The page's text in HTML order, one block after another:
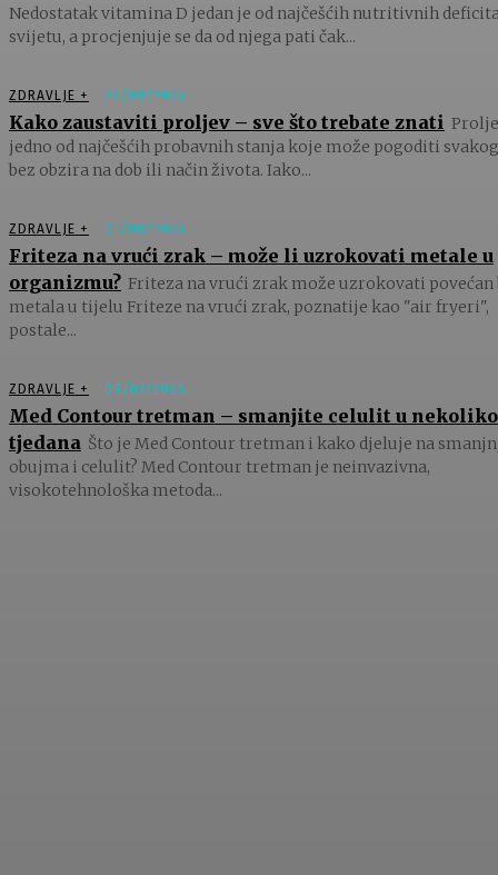
Nedostatak vitamina D jedan je od najčešćih nutritivnih
svijetu, a procjenjuje se da od njega pati čak...
ZDRAVLJE + 23/09/2025
Kako zaustaviti proljev – sve što trebate znati
jedno od najčešćih probavnih stanja koje može pogoditi
bez obzira na dob ili način života. Iako...
ZDRAVLJE + 01/08/2025
Friteza na vrući zrak – može li uzrokovati metale u
organizmu? Friteza na vrući zrak može uzrokovati
metala u tijelu Friteze na vrući zrak, poznatije kao "air fryeri",
postale...
ZDRAVLJE + 09/07/2025
Med Contour tretman – smanjite celulit u nekoliko
tjedana Što je Med Contour tretman i kako djeluje na
obujma i celulit? Med Contour tretman je neinvazivna,
visokotehnološka metoda...